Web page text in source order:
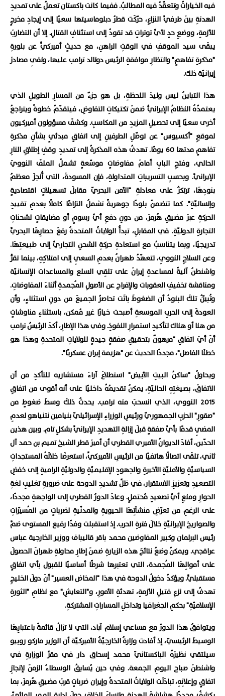
فيه الخياراتُ وتتعقّدُ فيه المطالبُ. ففيما كانت باكستان تعملُ على تمديدِ
الهدنةِ بينَ طرفيِّ النزاعِ، حرّكَت قطرُ دبلوماسيتها سعيًا إلى إيجادِ مخرجٍ
للأزمةِ، ووضعِ حدٍ لأيِّ توتراتٍ قد تقودُ إلى استئنافِ القتالِ. إلا أن التضاربَ
يبقَى سيد الموقفِ في الوقتِ الراهنِ، مع حديثٍ أميركيٍّ عن بلورةِ
"مذكرةِ تفاهمٍ" وانتظارِ موافقةِ الرئيس دونالد ترامب عليها، ونفيِ مصادرَ
إيرانيّة ذلك.
هذا التباينُ ليس وليدَ اللحظةِ، بل هو جزءٌ من المسارِ الطويلِ الذي
يعتمدُهُ النظامُ الإيرانيُّ ضمنَ تكتيكاتِ التفاوضِ، فيتقدّمُ خطوةً ويتراجعُ
أخرى سعيًا إلى تحصيلِ المزيدِ من المكاسبِ. وكشفَ مسؤولون أميركيون
لموقعِ "أكسيوس" عن توصّلِ الطرفينِ إلى اتفاقٍ مبدئيٍ بشأنِ مذكرةِ
تفاهمٍ مدتها 60 يومًا. تهدفُ هذه المذكرةُ إلى تمديدِ وقفِ إطلاقِ النارِ
الحالي، وفتحِ البابِ أمامَ مفاوضاتٍ موسّعةٍ تشملُ الملفَ النوويَ
الإيرانيَّ. وبحسبِ التسريباتِ المتداولةِ، فإن المسودةَ، التي أُنجزَ معظمُ
بنودِهَا، ترتكزُ على معادلةِ "الأمن البحريّ مقابلَ تسهيلاتٍ اقتصاديةٍ
وإنسانيّةٍ". كما تتضمنُ بنودًا جوهريةً تشملُ التزامًا كاملًا بعدمِ تقييدِ
الحركةِ عبرَ مضيقِ هُرمزَ، من دونِ دفعِ أيِّ رسومٍ أو مضايقاتٍ لشحناتِ
التجارةِ الدوليّةِ. في المقابلِ، تبدأُ الولاياتُ المتحدةُ رفعَ حصارِهَا البحريِّ
تدريجيًا، وبما يتناسبُ مع استعادةِ حركةِ الشحنِ التجاريِّ إلى طبيعتِهَا.
وعن السلاحِ النوويِ، تتعهّدُ طهرانُ بعدمِ السعيِ إلى امتلاكِهِ، بينما تقرُّ
واشنطنُ آليةً لمساعدةِ إيرانَ على تلقِي السلع والمساعدات الإنسانيّة
ومناقشة تخفيفِ العقوبات والإفراج عن الأصولِ المُجمدةِ أثناءَ المفاوضاتِ.
وتُبيّنُ تلكَ البنودُ أن الضغوطَ باتَت تحاصرُ الجميعَ من دونِ استثناءٍ، وأن
العودةَ إلى الحربِ الموسعةِ أصبحت خيارًا غير مُمكن، باستثناءِ مناوشاتٍ
من هنا أو هناك لتأكيدِ استمرارِ النفوذِ. وفي هذا الإطارِ، أكدَ الرئيسُ ترامب
أنَ أيَ اتفاقٍ "مرهونٌ بتحقيقِ صفقةٍ جيدةٍ للولاياتِ المتحدةِ وهذا هو
خطنَا الفاصل"، مجددًا الحديث عن "هزيمة إيران عسكريًا".
ويحاولُ "ساكنُ البيتِ الأبيض" استطلاعَ آراءَ مستشاريه للتأكدِ من أن
الاتفاقَ، بصيغتِهِ الحاليّةِ، يمكنُ تقديمُهُ داخليًا على أنه أقوى من اتفاقِ
2015 النووي، الذي انسحبَ منه ترامب. يحدثُ ذلكَ وسطَ ضغوطٍ من
"صقورِ" الحزبِ الجمهوريّ ورئيسِ الوزراءِ الإسرائيليّ بنيامين نتنياهو لعدمِ
المضيِ قدمًا بأيِّ صفقةٍ قبلَ إزالةِ التهديدِ الإيرانيِّ بشكلٍ تام. وبين هذين
الحدّين، أفادَ الديوانُ الأميري القطري أن أميرَ قطر الشيخ تميم بن حمد آل
ثاني، تلقَى اتصالًا هاتفيًا من الرئيسِ الأميركيِّ، استعرضَا خلالَهُ المستجداتِ
السياسيّةِ والأمنيّةِ الأخيرةِ والجهودِ الإقليميّةِ والدوليّةِ الراميةِ إلى خفضِ
التصعيدِ وتعزيزِ الاستقرار، في ظلِّ تشديدِ الدوحة على ضرورةِ تغليبِ لغةِ
الحوارِ ومنعِ أيّ تصعيدٍ مُحتملٍ. وعادَ الدورُ القطري إلى الواجهةِ مجددًا،
على الرغمِ من تعرّضِ منشآتِهَا الحيويةِ والمدنّيةِ لضرباتٍ من المُسيّراتِ
والصواريخ الإيرانيّةِ خلالَ فترةِ الحرب. إذ استقبلت وفدًا رفيع المستوى ضمَّ
رئيس البرلمان وكبير المفاوضين محمد باقر قاليباف ووزير الخارجية عباس
عراقجي. ويمكنُ وضعُ نتائجَ هذه الزيارةِ ضمنَ إطارِ محاولةِ طهرانَ الحصولَ
على أموالِهَا المُجمدة، التي تعتبرها شرطًا أساسيًا للقبول بأي اتفاقٍ
مستقبليٍّ. ويؤكدُ دخولُ الدوحة في هذا "المخاض العسير" أنَ دولَ الخليجِ
تهدفُ إلى نزعِ فتيلِ الأزمةِ، تهدئةِ الأمورِ، و"التعايشِ" مع نظامِ "الثورةِ
الإسلاميّةِ" بحكمِ الجغرافيا وتداخلِ المساراتِ المشتركةِ.
ويتوافقُ هذا الدورُ مع مساعي إسلام آباد، التي لا تزالُ قائمةً باعتبارِهَا
الوسيطَ الرئيسيّ، إذ أفادت وزارةُ الخارجيّةُ الأميركيّة أن الوزير ماركو روبيو
سيلتقي نظيرَهُ الباكستانيّ محمد إسحاق دار في مقرِّ الوزارةِ في
واشنطنَ صباح اليومِ الجمعة. وفي حين يُسابقُ الوسطاءُ الزمنَ لإنجازِ
اتفاقٍ وإعلانِهِ، تبادَلَت الولاياتُ المتحدةُ وإيران ضرباتٍ قربَ مضيقِ هُرمزَ، بما